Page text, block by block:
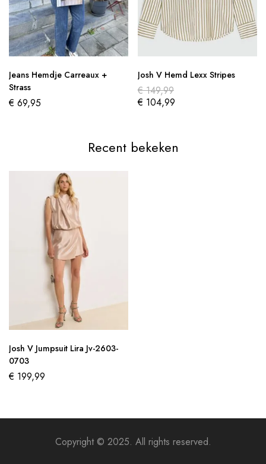
Jeans Hemdje Carreaux +
Strass
€ 69,95
Josh V Hemd Lexx Stripes
€149,99
€ 104,99
Recent bekeken
Josh V Jumpsuit Lira Jv-2603-
0703
€ 199,99
Copyright © 2025. All rights reserved.